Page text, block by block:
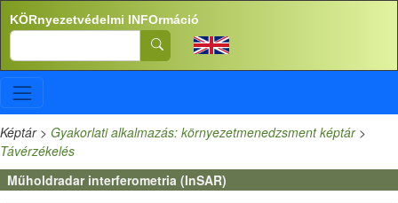
Ugrás a tartalomra
KÖRnyezetvédelmi INFOrmáció
Search
Képtár> Gyakorlati alkalmazás: környezetmenedzsment képtár>
Távérzékelés
Műholdradar interferometria (InSAR)